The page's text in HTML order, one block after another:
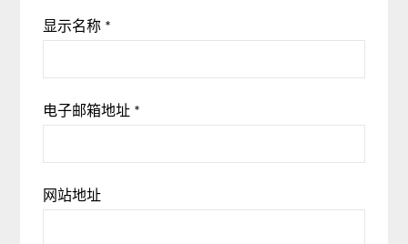
显示名称 *
电子邮箱地址 *
网站地址